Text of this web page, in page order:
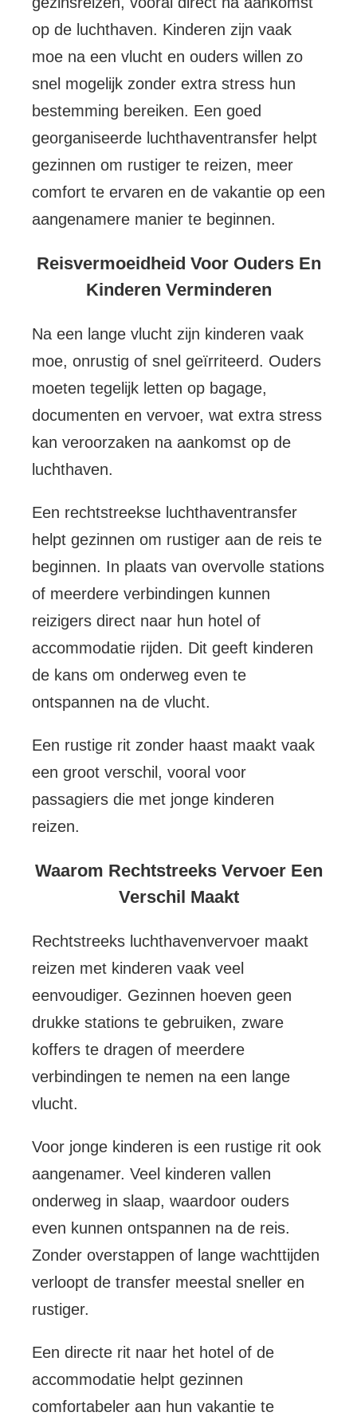
op de luchthaven. Kinderen zijn vaak
moe na een vlucht en ouders willen zo
snel mogelijk zonder extra stress hun
bestemming bereiken. Een goed
georganiseerde luchthaventransfer helpt
gezinnen om rustiger te reizen, meer
comfort te ervaren en de vakantie op een
aangenamere manier te beginnen.
Reisvermoeidheid Voor Ouders En
Kinderen Verminderen
Na een lange vlucht zijn kinderen vaak
moe, onrustig of snel geïrriteerd. Ouders
moeten tegelijk letten op bagage,
documenten en vervoer, wat extra stress
kan veroorzaken na aankomst op de
luchthaven.
Een rechtstreekse luchthaventransfer
helpt gezinnen om rustiger aan de reis te
beginnen. In plaats van overvolle stations
of meerdere verbindingen kunnen
reizigers direct naar hun hotel of
accommodatie rijden. Dit geeft kinderen
de kans om onderweg even te
ontspannen na de vlucht.
Een rustige rit zonder haast maakt vaak
een groot verschil, vooral voor
passagiers die met jonge kinderen
reizen.
Waarom Rechtstreeks Vervoer Een
Verschil Maakt
Rechtstreeks luchthavenvervoer maakt
reizen met kinderen vaak veel
eenvoudiger. Gezinnen hoeven geen
drukke stations te gebruiken, zware
koffers te dragen of meerdere
verbindingen te nemen na een lange
vlucht.
Voor jonge kinderen is een rustige rit ook
aangenamer. Veel kinderen vallen
onderweg in slaap, waardoor ouders
even kunnen ontspannen na de reis.
Zonder overstappen of lange wachttijden
verloopt de transfer meestal sneller en
rustiger.
Een directe rit naar het hotel of de
accommodatie helpt gezinnen
comfortabeler aan hun vakantie te